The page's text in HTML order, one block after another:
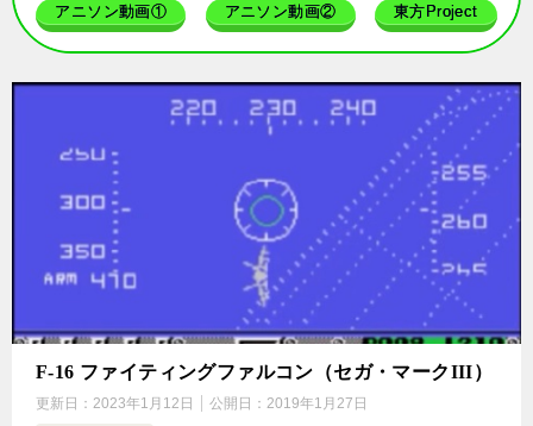
アニソン動画① アニソン動画② 東方Project
F-16 ファイティングファルコン（セガ・マークIII）
更新日： 2023年1月12日 公開日： 2019年1月27日